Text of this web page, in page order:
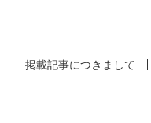
掲載記事につきまして